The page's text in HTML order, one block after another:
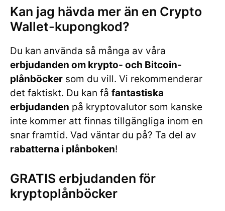
Kan jag hävda mer än en Crypto
Wallet-kupongkod?
Du kan använda så många av våra
erbjudanden om krypto- och Bitcoin-
plånböcker som du vill. Vi rekommenderar
det faktiskt. Du kan få fantastiska
erbjudanden på kryptovalutor som kanske
inte kommer att finnas tillgängliga inom en
snar framtid. Vad väntar du på? Ta del av
rabatterna i plånboken!
GRATIS erbjudanden för
kryptoplånböcker